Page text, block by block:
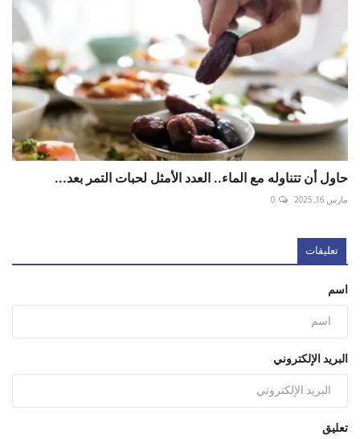
حاول أن تتناوله مع الماء.. العدد الأمثل لحبات التمر بعد...
مارس 16, 2025 0
تعليقات
اسم
البريد الإلكتروني
تعليق